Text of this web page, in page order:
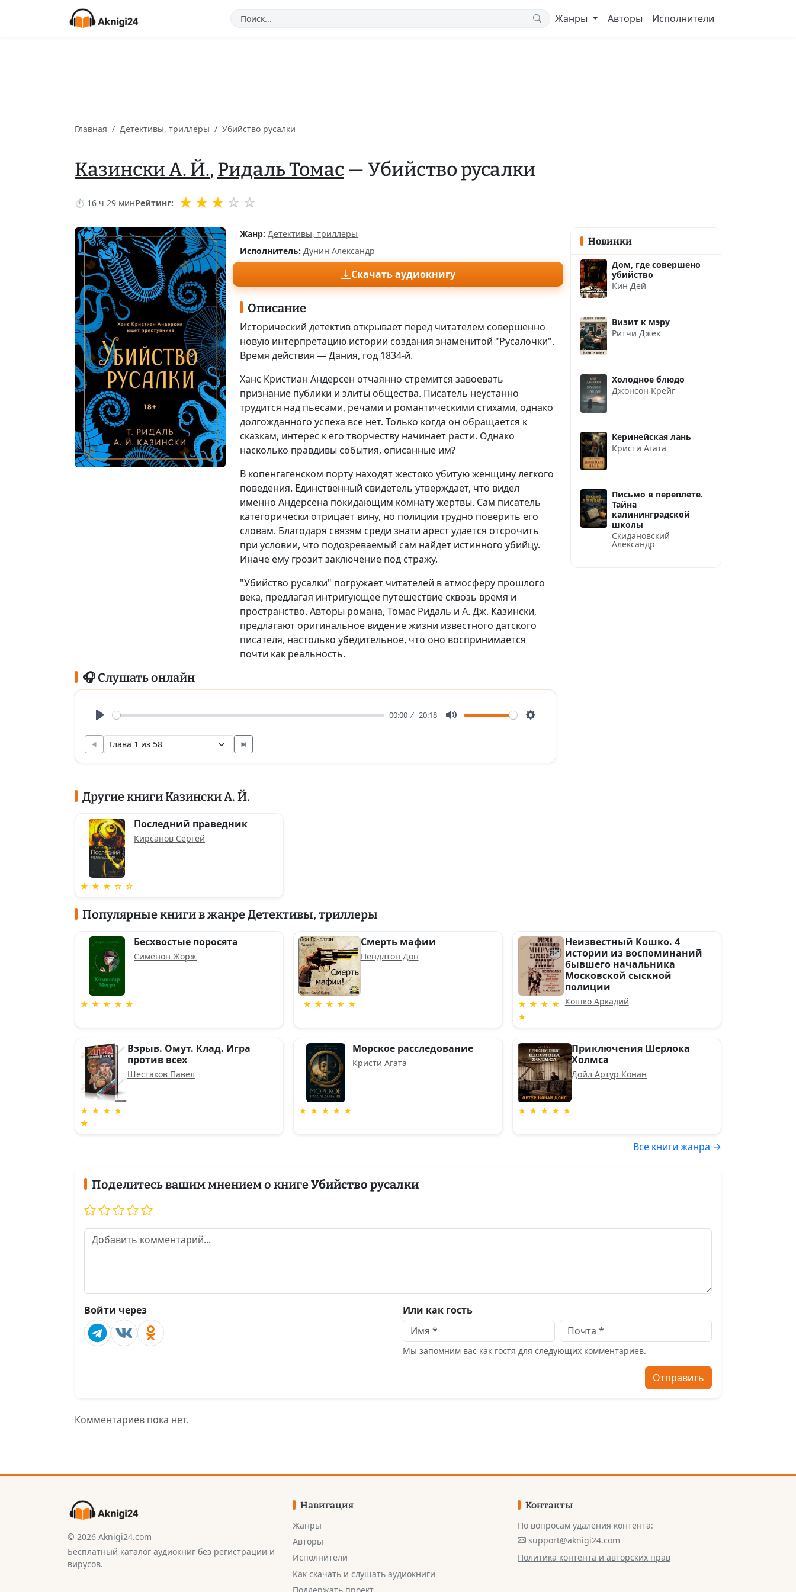
Жанры Авторы Исполнители
Главная Детективы, триллеры Убийство русалки
Казински А. Й., Ридаль Томас — Убийство русалки
⏱ 16 ч 29 минРейтинг: ★★★ ☆ ☆
Жанр: Детективы, триллеры
Исполнитель: Дунин Александр
Скачать аудиокнигу
Описание
Исторический детектив открывает перед читателем совершенно
новую интерпретацию истории создания знаменитой "Русалочки".
Время действия — Дания, год 1834-й.
Ханс Кристиан Андерсен отчаянно стремится завоевать
признание публики и элиты общества. Писатель неустанно
трудится над пьесами, речами и романтическими стихами, однако
долгожданного успеха все нет. Только когда он обращается к
сказкам, интерес к его творчеству начинает расти. Однако
насколько правдивы события, описанные им?
В копенгагенском порту находят жестоко убитую женщину легкого
поведения. Единственный свидетель утверждает, что видел
именно Андерсена покидающим комнату жертвы. Сам писатель
категорически отрицает вину, но полиции трудно поверить его
словам. Благодаря связям среди знати арест удается отсрочить
при условии, что подозреваемый сам найдет истинного убийцу.
Иначе ему грозит заключение под стражу.
"Убийство русалки" погружает читателей в атмосферу прошлого
века, предлагая интригующее путешествие сквозь время и
пространство. Авторы романа, Томас Ридаль и А. Дж. Казински,
предлагают оригинальное видение жизни известного датского
писателя, настолько убедительное, что оно воспринимается
почти как реальность.
🎧 Слушать онлайн
00:00 20:18
Новинки
Дом, где совершено
убийство
Кин Дей
Визит к мэру
Ритчи Джек
Холодное блюдо
Джонсон Крейг
Керинейская лань
Кристи Агата
Письмо в переплете.
Тайна
калининградской
школы
Скидановский
Александр
Другие книги Казински А. Й.
★ ★ ★ ☆ ☆
Последний праведник
Кирсанов Сергей
Популярные книги в жанре Детективы, триллеры
★ ★ ★ ★ ★
Бесхвостые поросята
Сименон Жорж
★ ★ ★ ★ ★
Смерть мафии
Пендлтон Дон
★ ★ ★ ★
★
Неизвестный Кошко. 4
истории из воспоминаний
бывшего начальника
Московской сыскной
полиции
Кошко Аркадий
★ ★ ★ ★
★
Взрыв. Омут. Клад. Игра
против всех
Шестаков Павел
★ ★ ★ ★ ★
Морское расследование
Кристи Агата
★ ★ ★ ★ ★
Приключения Шерлока
Холмса
Дойл Артур Конан
Все книги жанра →
Поделитесь вашим мнением о книгеУбийство русалки
Войти через Или как гость
Мы запомним вас как гостя для следующих комментариев.
Отправить
Комментариев пока нет.
© 2026 Aknigi24.com
Бесплатный каталог аудиокниг без регистрации и
вирусов.
Навигация
Жанры
Авторы
Исполнители
Как скачать и слушать аудиокниги
Контакты
По вопросам удаления контента:
support@aknigi24.com
Политика контента и авторских прав